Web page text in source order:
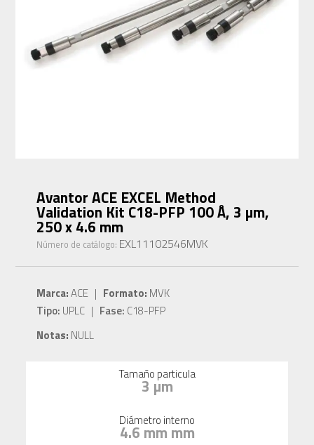
Avantor ACE EXCEL Method
Validation Kit C18-PFP 100 Å, 3 µm,
250 x 4.6 mm
Número de catálogo: EXL11102546MVK
Marca:ACE | Formato: MVK
Tipo: UPLC | Fase: C18-PFP
Notas: NULL
Tamaño particula
3 µm
Diámetro interno
4.6 mm mm